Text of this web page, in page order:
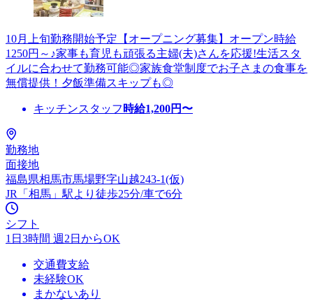
10月上旬勤務開始予定【オープニング募集】オープン時給
1250円～♪家事も育児も頑張る主婦(夫)さんを応援!生活スタ
イルに合わせて勤務可能◎家族食堂制度でお子さまの食事を
無償提供！夕飯準備スキップも◎
キッチンスタッフ 時給1,200円〜
勤務地
面接地
福島県相馬市馬場野字山越243-1(仮)
JR「相馬」駅より徒歩25分/車で6分
シフト
1日3時間 週2日からOK
交通費支給
未経験OK
まかないあり